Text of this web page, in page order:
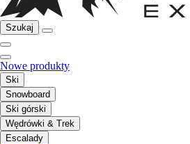
Szukaj
Nowe produkty
Ski
Snowboard
Ski górski
Wędrówki & Trek
Escalady